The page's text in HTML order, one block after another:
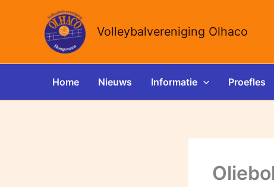
Volleybalvereniging Olhaco
Home Nieuws Informatie Proefles